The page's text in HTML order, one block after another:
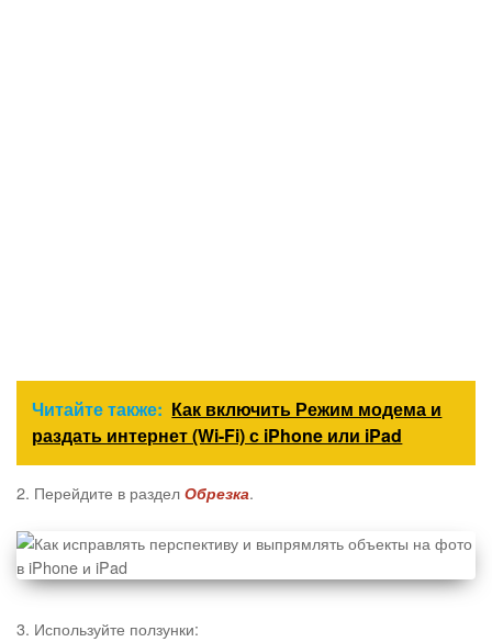
Читайте также: Как включить Режим модема и
раздать интернет (Wi-Fi) с iPhone или iPad
2. Перейдите в раздел Обрезка.
3. Используйте ползунки: